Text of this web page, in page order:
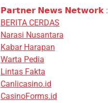
𝗣𝗮𝗿𝘁𝗻𝗲𝗿 𝗡𝗲𝘄𝘀 𝗡𝗲𝘁𝘄𝗼𝗿𝗸 :
BERITA CERDAS
Narasi Nusantara
Kabar Harapan
Warta Pedia
Lintas Fakta
Canlicasino.id
CasinoForms.id